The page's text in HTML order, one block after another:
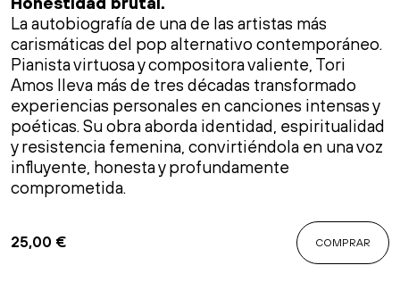
La autobiografía de una de las artistas más
carismáticas del pop alternativo contemporáneo.
Pianista virtuosa y compositora valiente, Tori
Amos lleva más de tres décadas transformado
experiencias personales en canciones intensas y
poéticas. Su obra aborda identidad, espiritualidad
y resistencia femenina, convirtiéndola en una voz
influyente, honesta y profundamente
comprometida.
25,00 € COMPRAR